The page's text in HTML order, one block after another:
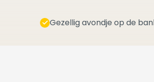
Gezellig avondje op de